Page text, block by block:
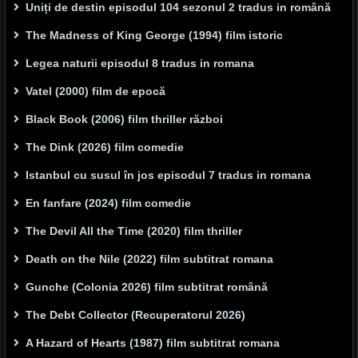
Uniți de destin episodul 104 sezonul 2 tradus in română
The Madness of King George (1994) film istoric
Legea naturii episodul 8 tradus in romana
Vatel (2000) film de epocă
Black Book (2006) film thriller război
The Dink (2026) film comedie
Istanbul cu susul în jos episodul 7 tradus in romana
En fanfare (2024) film comedie
The Devil All the Time (2020) film thriller
Death on the Nile (2022) film subtitrat romana
Gunche (Colonia 2026) film subtitrat română
The Debt Collector (Recuperatorul 2026)
A Hazard of Hearts (1987) film subtitrat romana